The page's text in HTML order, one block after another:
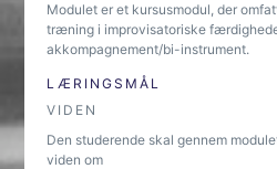
Modulet er et kursusmodul, der
træning i improvisatoriske
akkompagnement/bi-instrument.
LÆRINGSMÅL
VIDEN
Den studerende skal gennem
viden om